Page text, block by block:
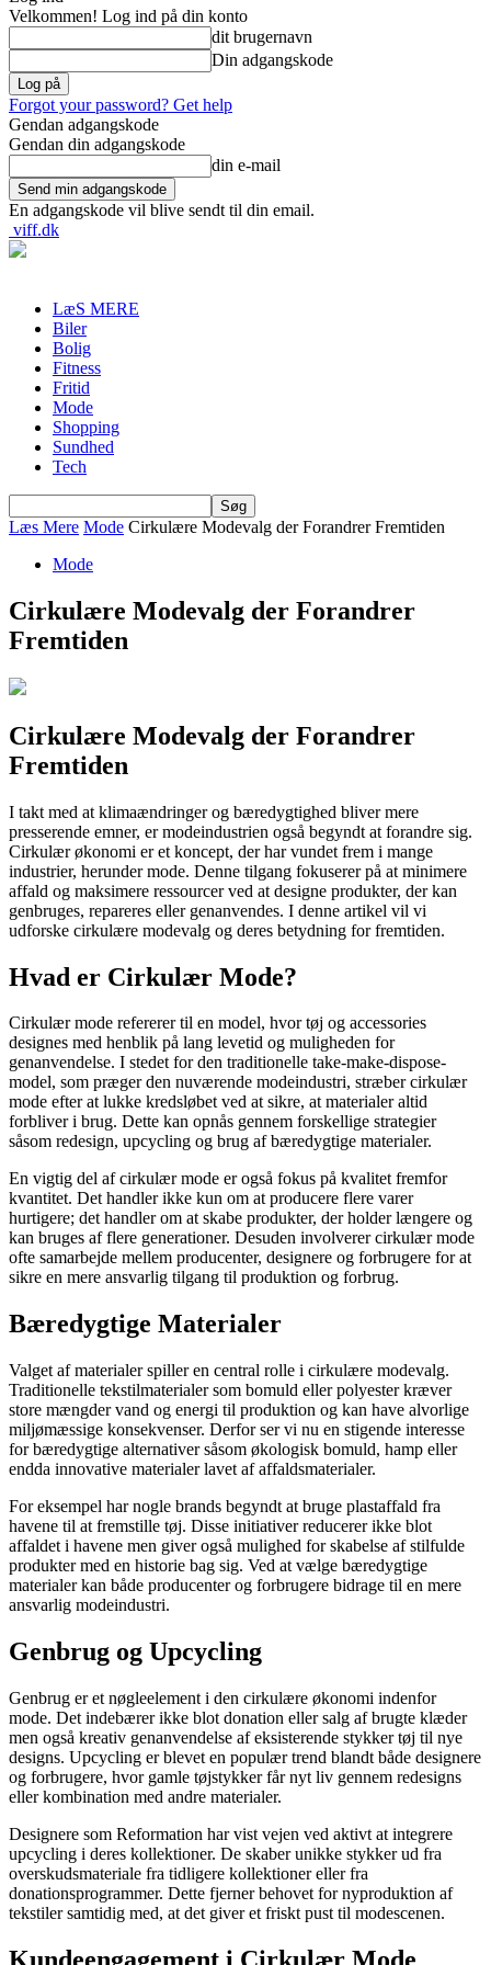
Velkommen! Log ind på din konto
dit brugernavn
Din adgangskode
Forgot your password? Get help
Gendan adgangskode
Gendan din adgangskode
din e-mail
En adgangskode vil blive sendt til din email.
viff.dk
LæS MERE
Biler
Bolig
Fitness
Fritid
Mode
Shopping
Sundhed
Tech
Læs Mere Mode Cirkulære Modevalg der Forandrer Fremtiden
Mode
Cirkulære Modevalg der Forandrer
Fremtiden
Cirkulære Modevalg der Forandrer
Fremtiden
I takt med at klimaændringer og bæredygtighed bliver mere
presserende emner, er modeindustrien også begyndt at forandre sig.
Cirkulær økonomi er et koncept, der har vundet frem i mange
industrier, herunder mode. Denne tilgang fokuserer på at minimere
affald og maksimere ressourcer ved at designe produkter, der kan
genbruges, repareres eller genanvendes. I denne artikel vil vi
udforske cirkulære modevalg og deres betydning for fremtiden.
Hvad er Cirkulær Mode?
Cirkulær mode refererer til en model, hvor tøj og accessories
designes med henblik på lang levetid og muligheden for
genanvendelse. I stedet for den traditionelle take-make-dispose-
model, som præger den nuværende modeindustri, stræber cirkulær
mode efter at lukke kredsløbet ved at sikre, at materialer altid
forbliver i brug. Dette kan opnås gennem forskellige strategier
såsom redesign, upcycling og brug af bæredygtige materialer.
En vigtig del af cirkulær mode er også fokus på kvalitet fremfor
kvantitet. Det handler ikke kun om at producere flere varer
hurtigere; det handler om at skabe produkter, der holder længere og
kan bruges af flere generationer. Desuden involverer cirkulær mode
ofte samarbejde mellem producenter, designere og forbrugere for at
sikre en mere ansvarlig tilgang til produktion og forbrug.
Bæredygtige Materialer
Valget af materialer spiller en central rolle i cirkulære modevalg.
Traditionelle tekstilmaterialer som bomuld eller polyester kræver
store mængder vand og energi til produktion og kan have alvorlige
miljømæssige konsekvenser. Derfor ser vi nu en stigende interesse
for bæredygtige alternativer såsom økologisk bomuld, hamp eller
endda innovative materialer lavet af affaldsmaterialer.
For eksempel har nogle brands begyndt at bruge plastaffald fra
havene til at fremstille tøj. Disse initiativer reducerer ikke blot
affaldet i havene men giver også mulighed for skabelse af stilfulde
produkter med en historie bag sig. Ved at vælge bæredygtige
materialer kan både producenter og forbrugere bidrage til en mere
ansvarlig modeindustri.
Genbrug og Upcycling
Genbrug er et nøgleelement i den cirkulære økonomi indenfor
mode. Det indebærer ikke blot donation eller salg af brugte klæder
men også kreativ genanvendelse af eksisterende stykker tøj til nye
designs. Upcycling er blevet en populær trend blandt både designere
og forbrugere, hvor gamle tøjstykker får nyt liv gennem redesigns
eller kombination med andre materialer.
Designere som Reformation har vist vejen ved aktivt at integrere
upcycling i deres kollektioner. De skaber unikke stykker ud fra
overskudsmateriale fra tidligere kollektioner eller fra
donationsprogrammer. Dette fjerner behovet for nyproduktion af
tekstiler samtidig med, at det giver et friskt pust til modescenen.